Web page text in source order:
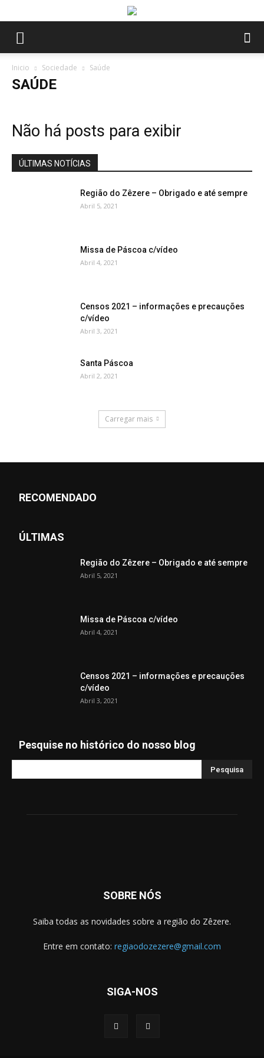
Inicio Sociedade Saúde
SAÚDE
Não há posts para exibir
ÚLTIMAS NOTÍCIAS
Região do Zêzere – Obrigado e até sempre
Abril 5, 2021
Missa de Páscoa c/vídeo
Abril 4, 2021
Censos 2021 – informações e precauções
c/vídeo
Abril 3, 2021
Santa Páscoa
Abril 2, 2021
Carregar mais
RECOMENDADO
ÚLTIMAS
Região do Zêzere – Obrigado e até sempre
Abril 5, 2021
Missa de Páscoa c/vídeo
Abril 4, 2021
Censos 2021 – informações e precauções
c/vídeo
Abril 3, 2021
Pesquise no histórico do nosso blog
SOBRE NÓS
Saiba todas as novidades sobre a região do Zêzere.
Entre em contato: regiaodozezere@gmail.com
SIGA-NOS